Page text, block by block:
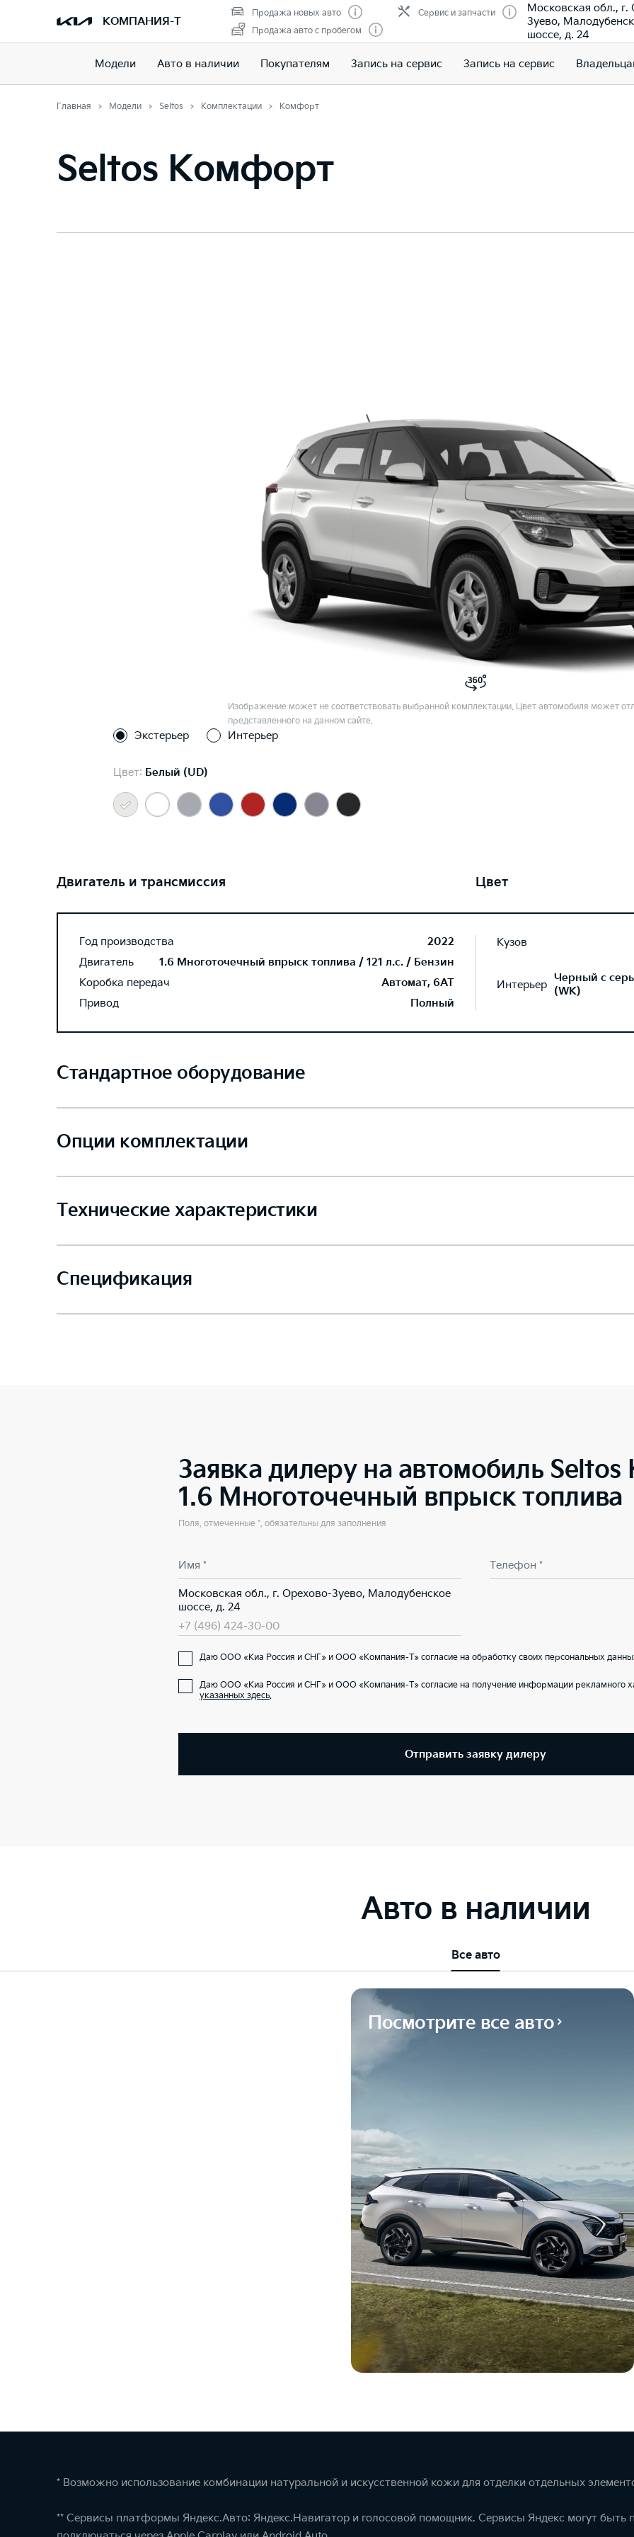
КОМПАНИЯ-Т
Продажа новых авто
Продажа авто с пробегом
Сервис и запчасти
Московская обл., г.
Зуево,
шоссе, д. 24
Модели Авто в наличии Покупателям Запись на сервис Запись на сервис
Главная Модели Seltos Комплектации Комфорт
Seltos Комфорт
Изображение может не соответствовать выбранной комплектации. Цвет автомобиля может
представленного на данном сайте.
Экстерьер Интерьер
Цвет: Белый (UD)
Двигатель и трансмиссия
Год производства
2022
Двигатель
1.6 Многоточечный впрыск топлива / 121 л.с. / Бензин
Коробка передач
Автомат, 6AT
Привод
Полный
Цвет
Кузов
Интерьер Черный с
(WK)
Стандартное оборудование
Опции комплектации
Технические характеристики
Спецификация
Заявка дилеру на автомобиль
1.6 Многоточечный впрыск топлива
Поля, отмеченные *, обязательны для заполнения
Имя * Телефон *
Московская обл., г. Орехово-Зуево, Малодубенское
шоссе, д. 24
+7 (496) 424-30-00
Даю ООО «Киа Россия и СНГ» и ООО «Компания-Т» согласие на обработку своих персональных
Даю ООО «Киа Россия и СНГ» и ООО «Компания-Т» согласие на получение информации рекламного
указанных здесь.
Отправить заявку дилеру
Авто в наличии
Все авто
Посмотрите все авто
* Возможно использование комбинации натуральной и искусственной кожи для отделки отдельных
** Сервисы платформы Яндекс.Авто: Яндекс.Навигатор и голосовой помощник. Сервисы Яндекс могут быть